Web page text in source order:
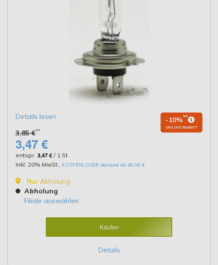
Details lesen
3,85 €**
-10%**
ONLINE RABATT
3,47 €
entspr. 3,47 € / 1 St
Inkl. 20% MwSt.
KOSTENLOSER Versand ab 49,00 €
Nur Abholung
Abholung
Filiale auswählen
Kaufen
Details